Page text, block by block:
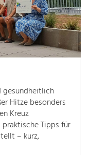
gesundheitlich
Hitze besonders
Kreuz
Tipps für
– kurz,